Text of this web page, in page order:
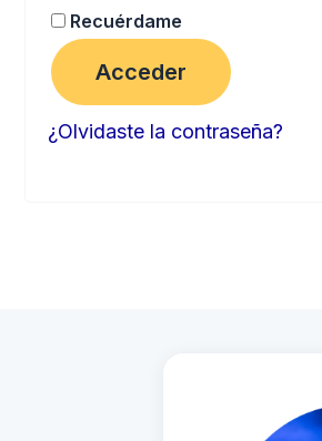
Recuérdame
Acceder
¿Olvidaste la contraseña?